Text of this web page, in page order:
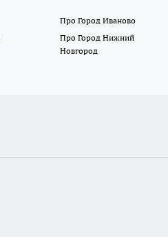
Про Город Иваново
Про Город Нижний
Новгород